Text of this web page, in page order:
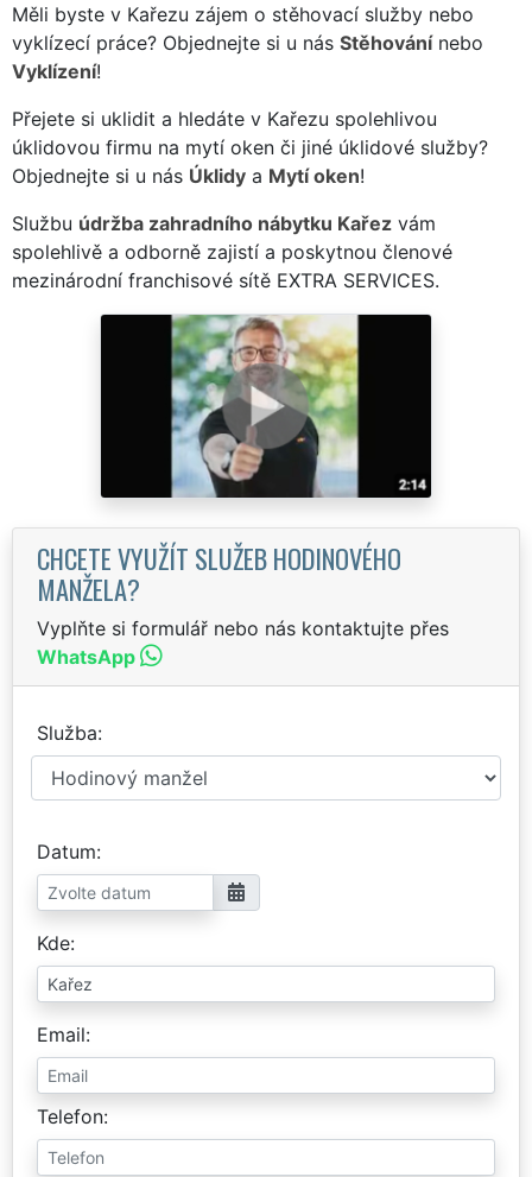
Měli byste v Kařezu zájem o stěhovací služby nebo
vyklízecí práce? Objednejte si u nás Stěhovánínebo
Vyklízení!
Přejete si uklidit a hledáte v Kařezu spolehlivou
úklidovou firmu na mytí oken či jiné úklidové služby?
Objednejte si u nás Úklidy a Mytí oken!
Službu údržba zahradního nábytku Kařez vám
spolehlivě a odborně zajistí a poskytnou členové
mezinárodní franchisové sítě EXTRA SERVICES.
CHCETE VYUŽÍT SLUŽEB HODINOVÉHO
MANŽELA?
Vyplňte si formulář nebo nás kontaktujte přes
WhatsApp
Služba
Datum
Kde
Email
Telefon